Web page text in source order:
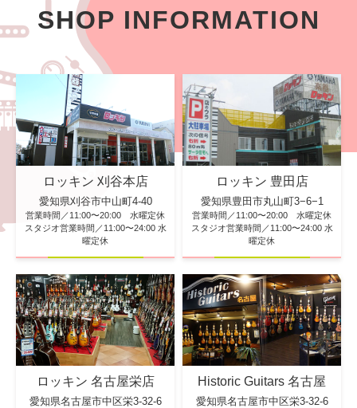
SHOP INFORMATION
ロッキン 刈谷本店
愛知県刈谷市中山町4-40
営業時間／11:00〜20:00 水曜定休
スタジオ営業時間／11:00〜24:00 水
曜定休
ロッキン 豊田店
愛知県豊田市丸山町3−6−1
営業時間／11:00〜20:00 水曜定休
スタジオ営業時間／11:00〜24:00 水
曜定休
ロッキン 名古屋栄店
愛知県名古屋市中区栄3-32-6
Historic Guitars 名古屋
愛知県名古屋市中区栄3-32-6